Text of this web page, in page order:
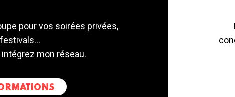
pour vos soirées privées,
mon réseau.